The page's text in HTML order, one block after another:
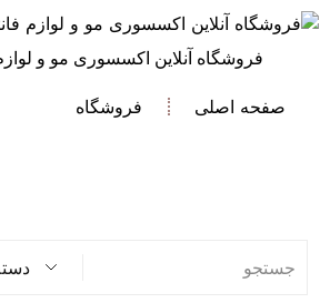
فروشگاه آنلاین اکسسوری مو و
صفحه اصلی فروشگاه